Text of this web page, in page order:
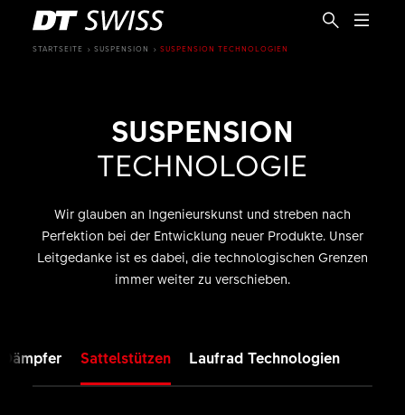
DE
STARTSEITE SUSPENSION SUSPENSION TECHNOLOGIEN
SUSPENSION
TECHNOLOGIE
Wir glauben an Ingenieurskunst und streben nach
Perfektion bei der Entwicklung neuer Produkte. Unser
Leitgedanke ist es dabei, die technologischen Grenzen
immer weiter zu verschieben.
Dämpfer Sattelstützen Laufrad Technologien